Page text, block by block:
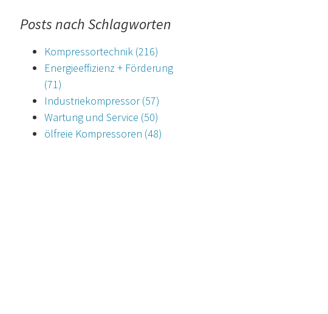
Posts nach Schlagworten
Kompressortechnik (216)
Energieeffizienz + Förderung
(71)
Industriekompressor(57)
Wartung und Service (50)
ölfreie Kompressoren (48)